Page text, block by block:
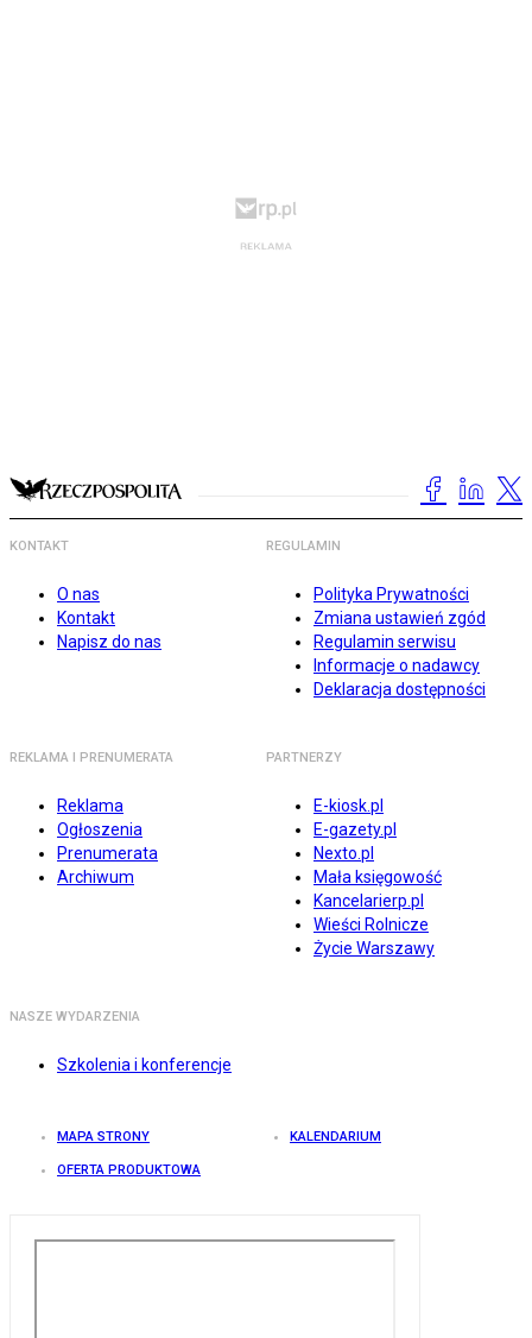
KONTAKT
O nas
Kontakt
Napisz do nas
REGULAMIN
Polityka Prywatności
Zmiana ustawień zgód
Regulamin serwisu
Informacje o nadawcy
Deklaracja dostępności
REKLAMA I PRENUMERATA
Reklama
Ogłoszenia
Prenumerata
Archiwum
PARTNERZY
E-kiosk.pl
E-gazety.pl
Nexto.pl
Mała księgowość
Kancelarierp.pl
Wieści Rolnicze
Życie Warszawy
NASZE WYDARZENIA
Szkolenia i konferencje
MAPA STRONY KALENDARIUM
OFERTA PRODUKTOWA